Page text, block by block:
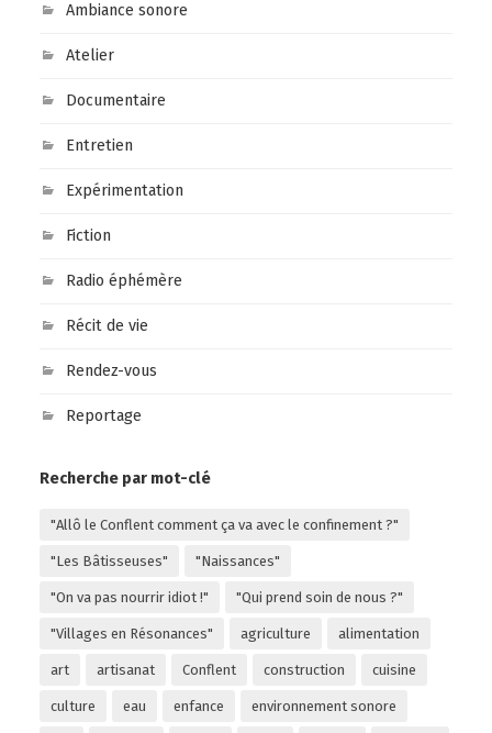
Ambiance sonore
Atelier
Documentaire
Entretien
Expérimentation
Fiction
Radio éphémère
Récit de vie
Rendez-vous
Reportage
Recherche par mot-clé
"Allô le Conflent comment ça va avec le confinement ?"
"Les Bâtisseuses" "Naissances"
"On va pas nourrir idiot !" "Qui prend soin de nous ?"
"Villages en Résonances" agriculture alimentation
art artisanat Conflent construction cuisine
culture eau enfance environnement sonore